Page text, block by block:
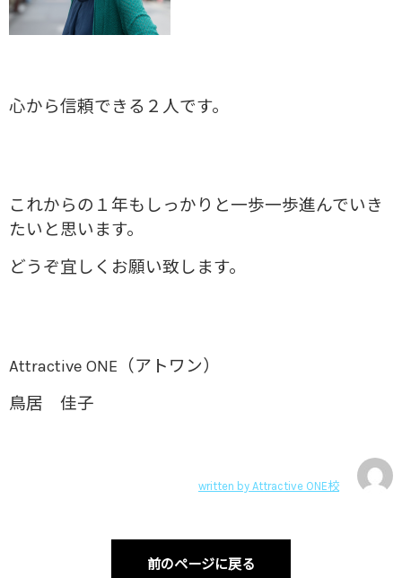
心から信頼できる２人です。
これからの１年もしっかりと一歩一歩進んでいき
たいと思います。
どうぞ宜しくお願い致します。
Attractive ONE（アトワン）
鳥居 佳子
written by Attractive ONE校
前のページに戻る